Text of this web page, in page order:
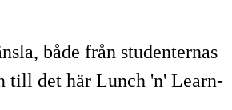
både från studenternas
till det här Lunch 'n' Learn-